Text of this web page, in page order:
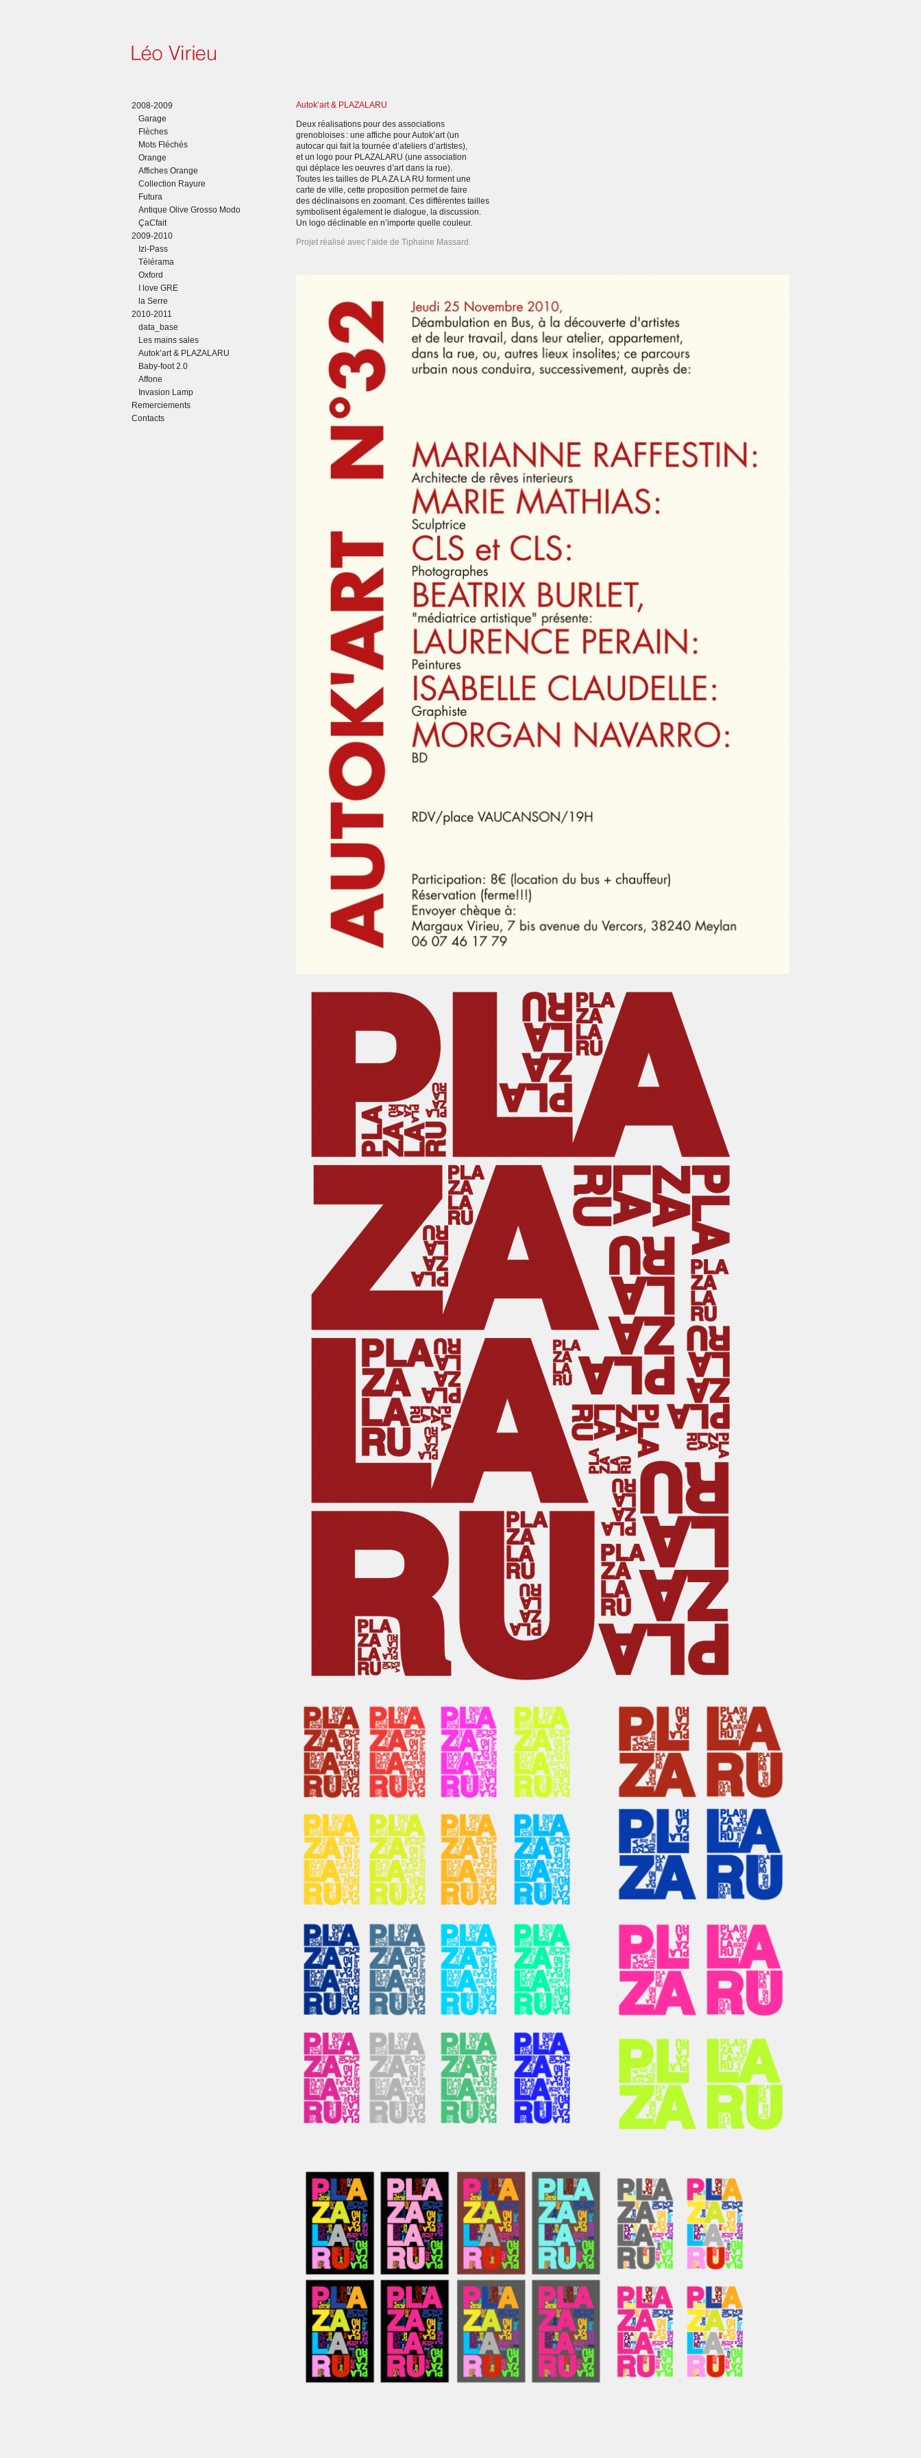
2008-2009
Garage
Flèches
Mots Fléchés
Orange
Affiches Orange
Collection Rayure
Futura
Antique Olive Grosso Modo
ÇaCfait
2009-2010
Izi-Pass
Télérama
Oxford
I love GRE
la Serre
2010-2011
data_base
Les mains sales
Autok’art & PLAZALARU
Baby-foot 2.0
Affone
Invasion Lamp
Remerciements
Contacts
Autok’art & PLAZALARU
Deux réalisations pour des associations
grenobloises : une affiche pour Autok’art (un
autocar qui fait la tournée d’ateliers d’artistes),
et un logo pour PLAZALARU (une association
qui déplace les oeuvres d’art dans la rue).
Toutes les tailles de PLA ZA LA RU forment une
carte de ville, cette proposition permet de faire
des déclinaisons en zoomant. Ces différentes tailles
symbolisent également le dialogue, la discussion.
Un logo déclinable en n’importe quelle couleur.
Projet réalisé avec l’aide de Tiphaine Massard.